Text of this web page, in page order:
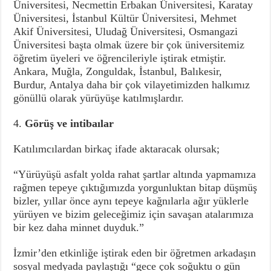
Üniversitesi, Necmettin Erbakan Üniversitesi, Karatay
Üniversitesi, İstanbul Kültür Üniversitesi, Mehmet
Akif Üniversitesi, Uludağ Üniversitesi, Osmangazi
Üniversitesi başta olmak üzere bir çok üniversitemiz
öğretim üyeleri ve öğrencileriyle iştirak etmiştir.
Ankara, Muğla, Zonguldak, İstanbul, Balıkesir,
Burdur, Antalya daha bir çok vilayetimizden halkımız
gönüllü olarak yürüyüşe katılmışlardır.
4. Görüş ve intibaılar
Katılımcılardan birkaç ifade aktaracak olursak;
“Yürüyüşü asfalt yolda rahat şartlar altında yapmamıza
rağmen tepeye çıktığımızda yorgunluktan bitap düşmüş
bizler, yıllar önce aynı tepeye kağnılarla ağır yüklerle
yürüyen ve bizim geleceğimiz için savaşan atalarımıza
bir kez daha minnet duyduk.”
İzmir’den etkinliğe iştirak eden bir öğretmen arkadaşın
sosyal medyada paylaştığı “gece çok soğuktu o gün